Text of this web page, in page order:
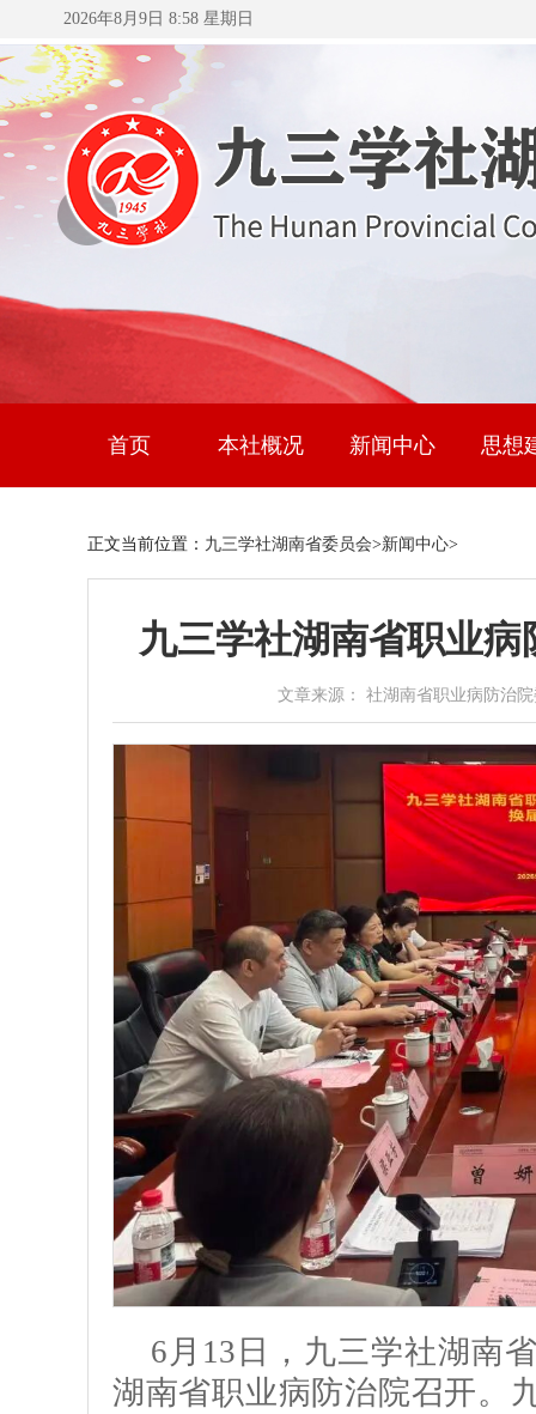
2026年8月9日 8:58 星期日
首页 本社概况 新闻中心 思想
当前位置： 九三学社湖南省委员会>新闻中心>
正文
九三学社湖南省职业
文章来源： 社湖南省职业病防治
6月13日，九三学社湖南
湖南省职业病防治院召开。